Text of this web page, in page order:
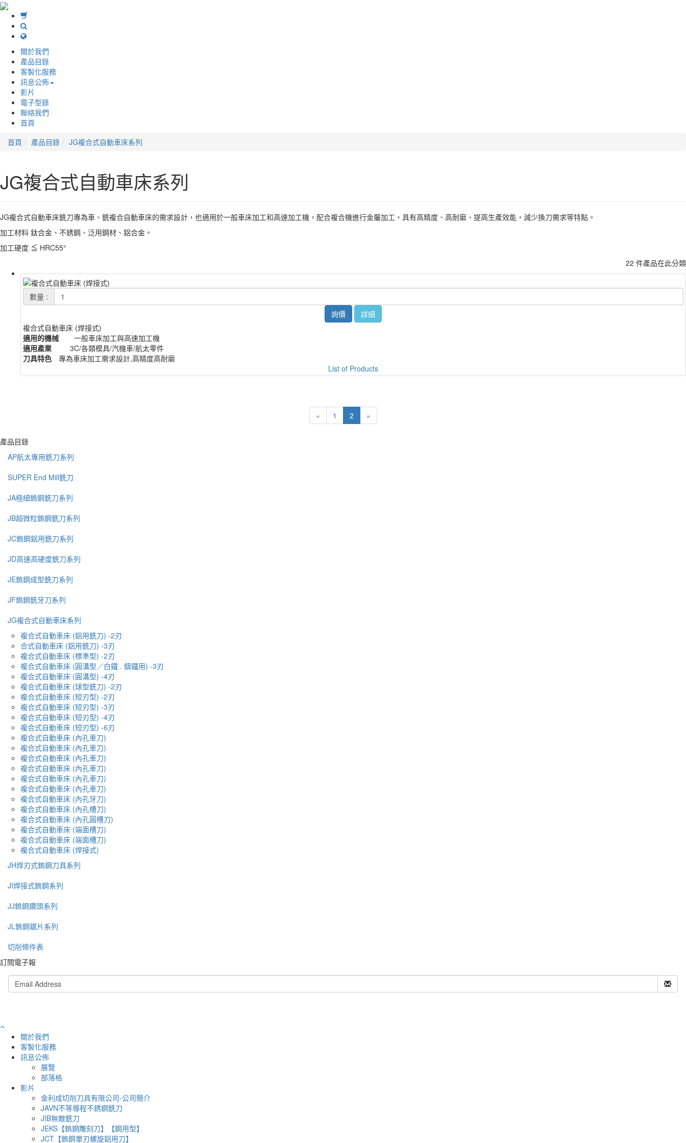
關於我們
產品目錄
客製化服務
訊息公佈
影片
電子型錄
聯絡我們
首頁
首頁
產品目錄 JG複合式自動車床系列
JG複合式自動車床系列
JG複合式自動車床銑刀專為車、銑複合自動車床的需求設計，也適用於一般車床加工和高速加工機，配合複合機進行金屬加工，具有高精度、高耐磨、提高生產效能，減少換刀需求等特點。
加工材料 鈦合金、不銹鋼、泛用鋼材、鋁合金。
加工硬度 ≦ HRC55°
22 件產品在此分類
數量 :
詢價
詳細
複合式自動車床 (焊接式)
適用的機械
一般車床加工與高速加工機
適用產業
3C/各類模具/汽機車/航太零件
刀具特色
專為車床加工需求設計,高精度高耐磨
List of Products
« 1 2 »
產品目錄
AP航太專用銑刀系列
SUPER End Mill銑刀
JA極細鎢鋼銑刀系列
JB超微粒鎢鋼銑刀系列
JC鎢鋼鋁用銑刀系列
JD高速高硬度銑刀系列
JE鎢鋼成型銑刀系列
JF鎢鋼銑牙刀系列
JG複合式自動車床系列
複合式自動車床 (鋁用銑刀) -2刃
合式自動車床 (鋁用銑刀) -3刃
複合式自動車床 (標準型) -2刃
複合式自動車床 (圓溝型／白鐵 . 鑄鐵用) -3刃
複合式自動車床 (圓溝型) -4刃
複合式自動車床 (球型銑刀) -2刃
複合式自動車床 (短刃型) -2刃
複合式自動車床 (短刃型) -3刃
複合式自動車床 (短刃型) -4刃
複合式自動車床 (短刃型) -6刃
複合式自動車床 (內孔車刀)
複合式自動車床 (內孔車刀)
複合式自動車床 (內孔車刀)
複合式自動車床 (內孔車刀)
複合式自動車床 (內孔車刀)
複合式自動車床 (內孔車刀)
複合式自動車床 (內孔牙刀)
複合式自動車床 (內孔槽刀)
複合式自動車床 (內孔圓槽刀)
複合式自動車床 (端面槽刀)
複合式自動車床 (端面槽刀)
複合式自動車床 (焊接式)
JH焊刃式鎢鋼刀具系列
JI焊接式鎢鋼系列
JJ鎢鋼鑽頭系列
JL鎢鋼鋸片系列
切削條件表
訂閱電子報
關於我們
客製化服務
訊息公佈
展覽
部落格
影片
金利成切削刀具有限公司-公司簡介
JAVN不等導程不銹鋼銑刀
JIB無敵銑刀
JEKS【鎢鋼雕刻刀】【鋼用型】
JCT【鎢鋼單刃螺旋鋁用刀】